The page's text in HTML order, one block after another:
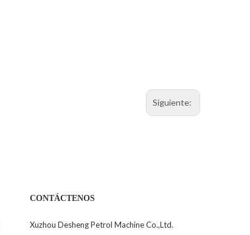
Siguiente:
CONTÁCTENOS
Xuzhou Desheng Petrol Machine Co.,Ltd.